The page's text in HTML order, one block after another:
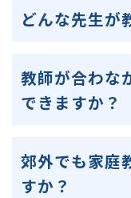
どんな先生が
教師が合わな
できますか？
郊外でも家庭
すか？